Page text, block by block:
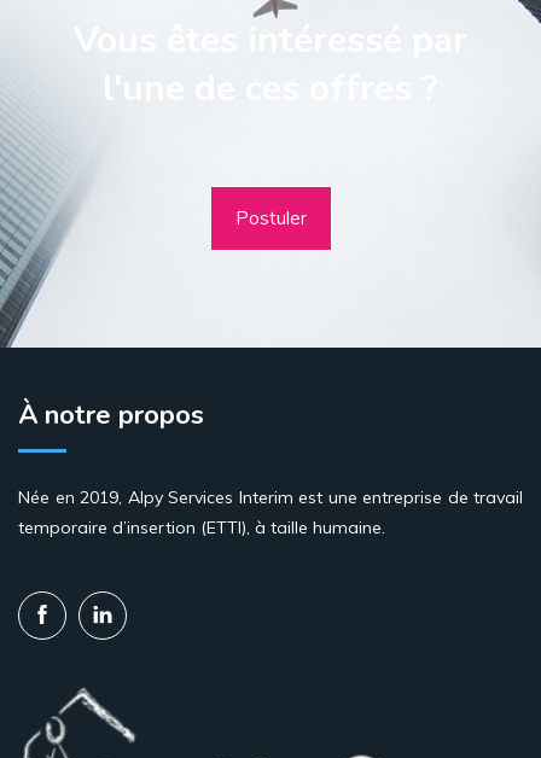
Vous êtes intéressé par
l'une de ces offres ?
Postuler
À notre propos
Née en 2019, Alpy Services Interim est une entreprise de travail
temporaire d’insertion (ETTI), à taille humaine.